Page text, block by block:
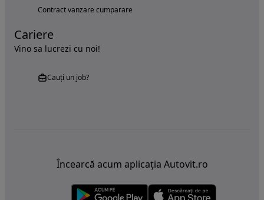
Contract vanzare cumparare
Cariere
Vino sa lucrezi cu noi!
Cauți un job?
Încearcă acum aplicația Autovit.ro